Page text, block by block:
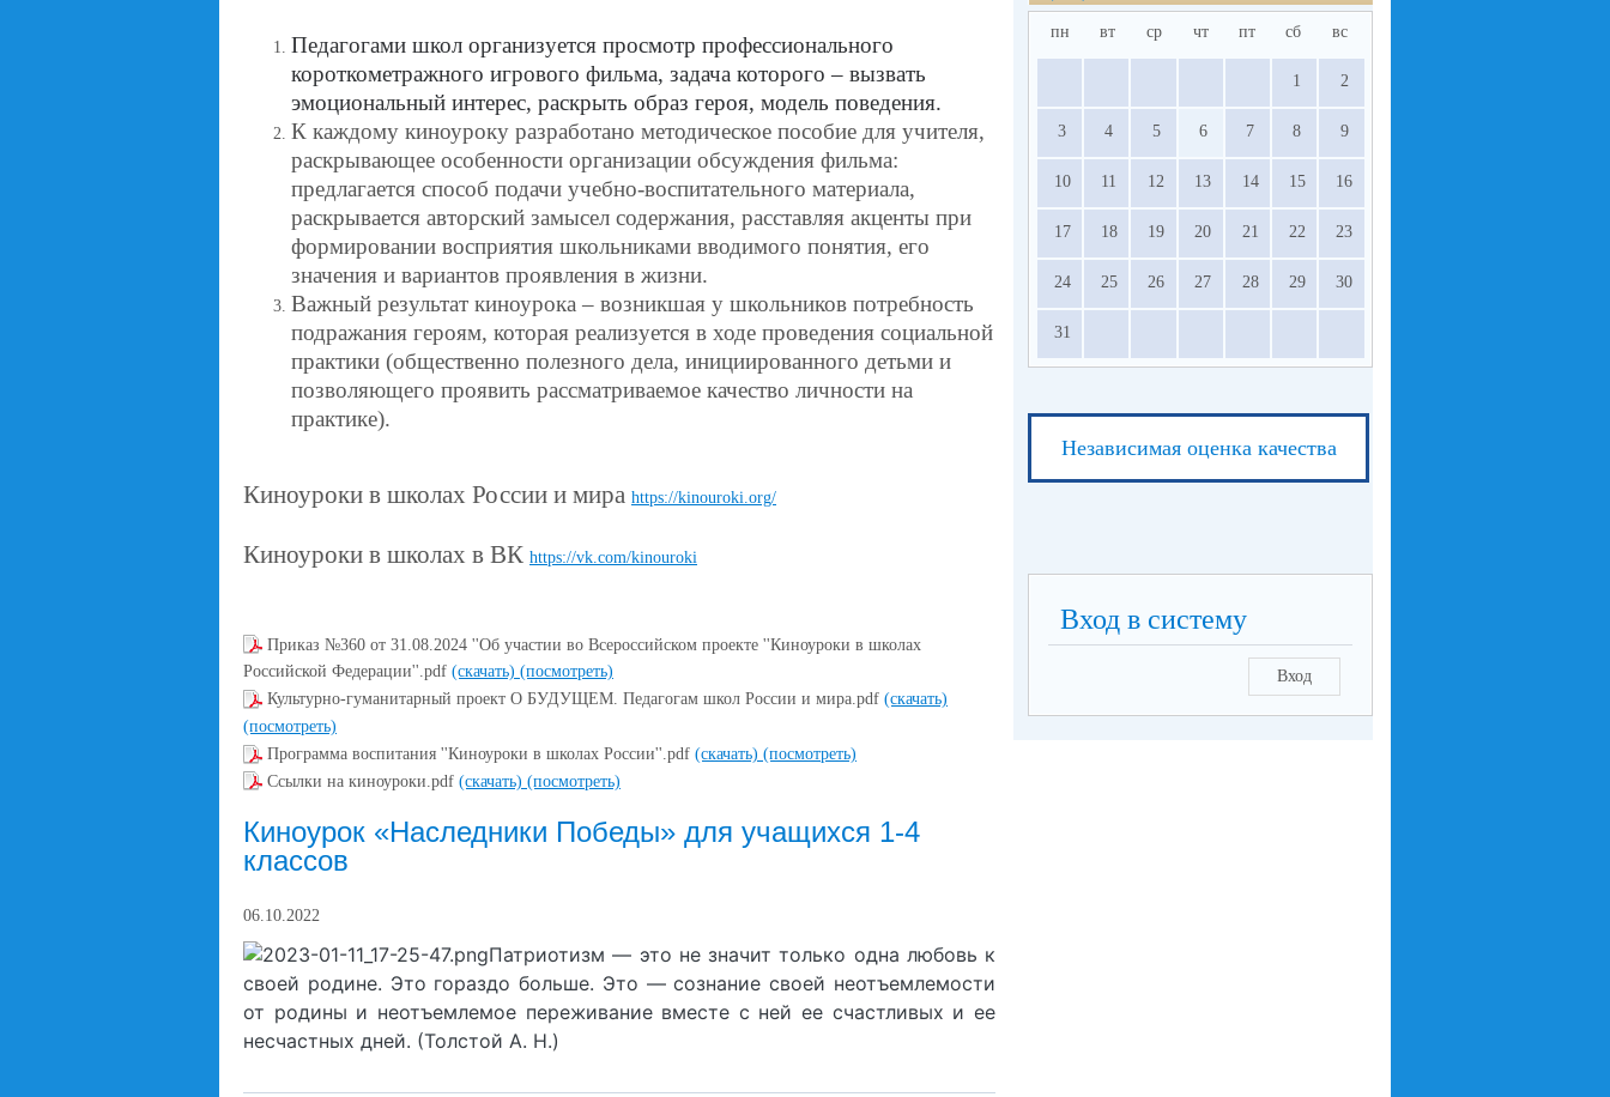
Педагогами школ организуется просмотр профессионального
короткометражного игрового фильма, задача которого – вызвать
эмоциональный интерес, раскрыть образ героя, модель поведения.
К каждому киноуроку разработано методическое пособие для учителя,
раскрывающее особенности организации обсуждения фильма:
предлагается способ подачи учебно-воспитательного материала,
раскрывается авторский замысел содержания, расставляя акценты при
формировании восприятия школьниками вводимого понятия, его
значения и вариантов проявления в жизни.
Важный результат киноурока – возникшая у школьников потребность
подражания героям, которая реализуется в ходе проведения социальной
практики (общественно полезного дела, инициированного детьми и
позволяющего проявить рассматриваемое качество личности на
практике).
Киноуроки в школах России и мира https://kinouroki.org/
Киноуроки в школах в ВК https://vk.com/kinouroki
Приказ №360 от 31.08.2024 ''Об участии во Всероссийском проекте ''Киноуроки в школах
Российской Федерации''.pdf (скачать) (посмотреть)
Культурно-гуманитарный проект О БУДУЩЕМ. Педагогам школ России и мира.pdf (скачать)
(посмотреть)
Программа воспитания ''Киноуроки в школах России''.pdf (скачать) (посмотреть)
Ссылки на киноуроки.pdf (скачать) (посмотреть)
Киноурок «Наследники Победы» для учащихся 1-4
классов
06.10.2022
Патриотизм — это не значит только одна любовь к
своей родине. Это гораздо больше. Это — сознание своей неотъемлемости
от родины и неотъемлемое переживание вместе с ней ее счастливых и ее
несчастных дней. (Толстой А. Н.)
пн вт ср чт пт сб вс
1 2
3 4 5 6 7 8 9
10 11 12 13 14 15 16
17 18 19 20 21 22 23
24 25 26 27 28 29 30
31
Независимая оценка качества
Вход в систему
Вход